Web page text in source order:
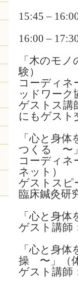
15:45 –
16:00 –
「木のモ
験）
コーディ
ッドワーク
ゲストス
にもゲスト
「心と身
つくる 〜
コーディ
ネット）
ゲストス
臨床鍼灸研
「心と身
ゲスト講
「心と身
操 〜」（
ゲスト講師